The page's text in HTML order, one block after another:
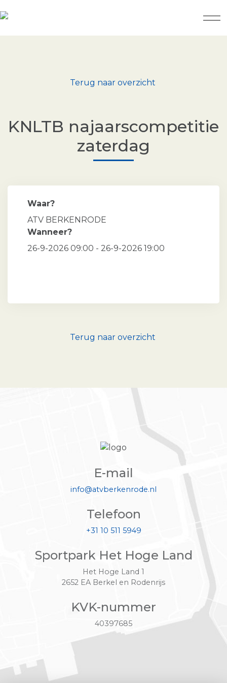
Terug naar overzicht
KNLTB najaarscompetitie
zaterdag
Waar?
ATV BERKENRODE
Wanneer?
26-9-2026 09:00 - 26-9-2026 19:00
Terug naar overzicht
E-mail
info@atvberkenrode.nl
Telefoon
+31 10 511 5949
Sportpark Het Hoge Land
Het Hoge Land 1
2652 EA Berkel en Rodenrijs
KVK-nummer
40397685